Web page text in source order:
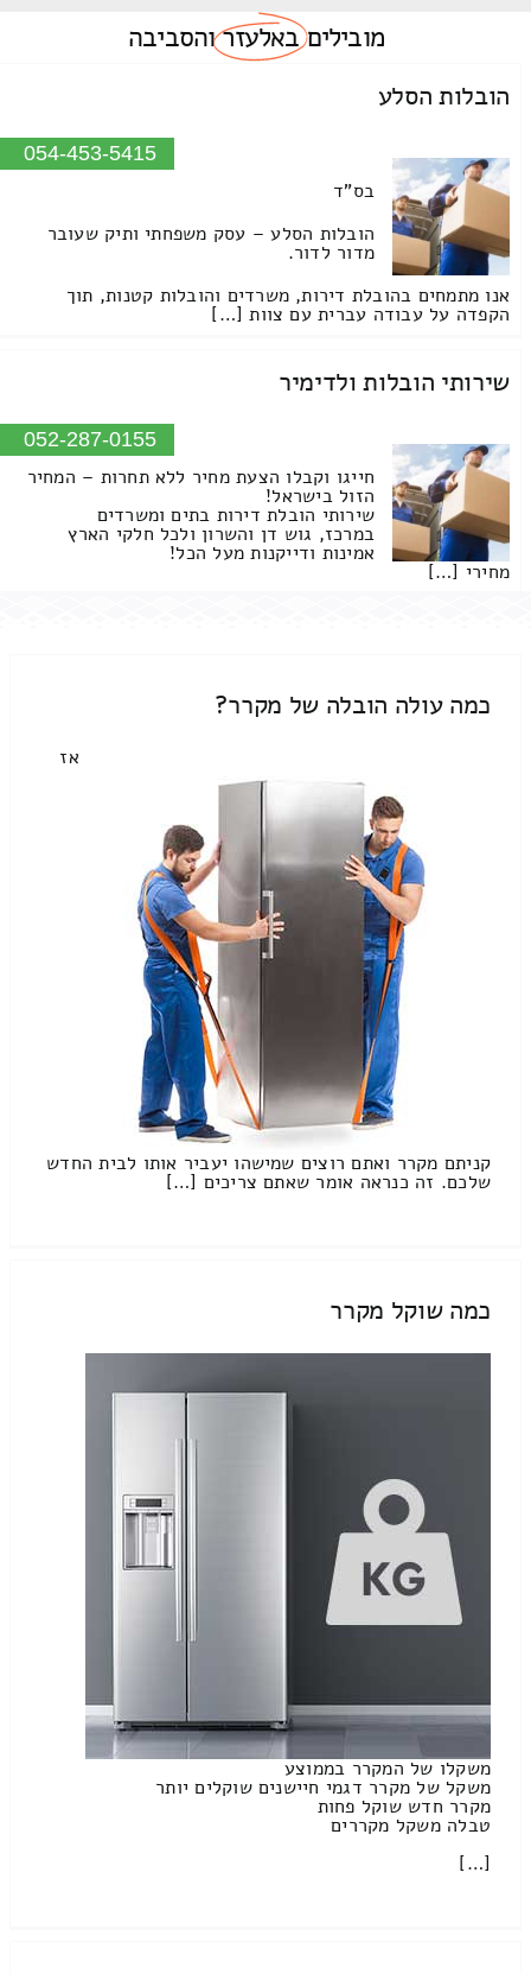
מוביליםבאלעזרוהסביבה
הובלות הסלע
054-453-5415
בס"ד
הובלות הסלע – עסק משפחתי ותיק שעובר
מדור לדור.
אנו מתמחים בהובלת דירות, משרדים והובלות קטנות, תוך
הקפדה על עבודה עברית עם צוות […]
שירותי הובלות ולדימיר
052-287-0155
חייגו וקבלו הצעת מחיר ללא תחרות – המחיר
הזול בישראל!
שירותי הובלת דירות בתים ומשרדים
במרכז, גוש דן והשרון ולכל חלקי הארץ
אמינות ודייקנות מעל הכל!
מחירי […]
כמה עולה הובלה של מקרר?
אז
קניתם מקרר ואתם רוצים שמישהו יעביר אותו לבית החדש
שלכם. זה כנראה אומר שאתם צריכים […]
כמה שוקל מקרר
משקלו של המקרר בממוצע
משקל של מקרר דגמי חיישנים שוקלים יותר
מקרר חדש שוקל פחות
טבלה משקל מקררים
[…]